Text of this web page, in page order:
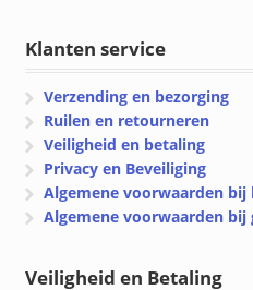
Klanten service
Verzending en bezorging
Ruilen en retourneren
Veiligheid en betaling
Privacy en Beveiliging
Algemene voorwaarden bij
Algemene voorwaarden
Veiligheid en Betaling